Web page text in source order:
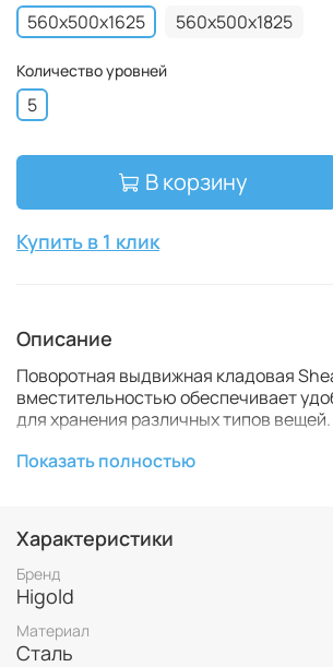
560x500x1625 560x500x1825
Количество уровней
5
В корзину
Купить в 1 клик
Описание
Поворотная выдвижная кладовая
вместительностью обеспечивает
для хранения различных типов вещей.
Конструкция механизма открывания
В конструкции тяжелого
использован принцип
направляющей, обеспечивающий
ползуна под нагрузкой.
Показать полностью
Характеристики
Бренд
Higold
Материал
Сталь